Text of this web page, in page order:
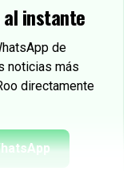
instante
de
noticias más
directamente